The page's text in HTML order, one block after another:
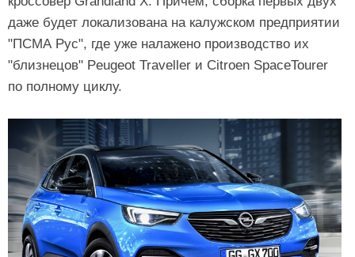
даже будет локализована на калужском предприятии
"ПСМА Рус", где уже налажено производство их
"близнецов" Peugeot Traveller и Citroen SpaceTourer
по полному циклу.